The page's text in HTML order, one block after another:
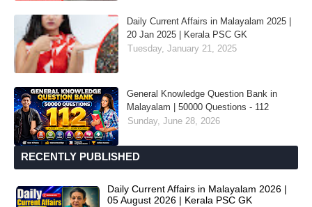
Daily Current Affairs in Malayalam 2025 |
20 Jan 2025 | Kerala PSC GK
Tuesday, January 21, 2025
General Knowledge Question Bank in
Malayalam | 50000 Questions - 112
Sunday, June 28, 2026
RECENTLY PUBLISHED
Daily Current Affairs in Malayalam 2026 |
05 August 2026 | Kerala PSC GK